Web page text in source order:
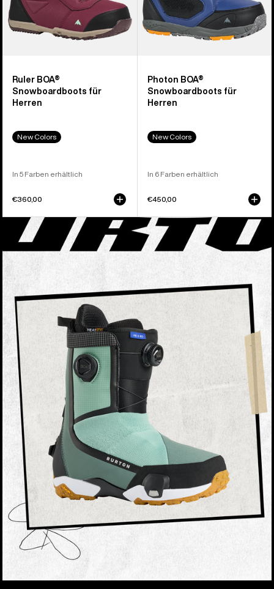
Ruler BOA®
Snowboardboots für
Herren
New Colors
In 5 Farben erhältlich
€360,00
Photon BOA®
Snowboardboots für
Herren
New Colors
In 6 Farben erhältlich
€450,00